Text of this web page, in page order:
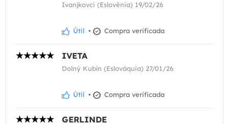
Ivanjkovci (Eslovênia) 19/02/26
Útil • Compra verificada
IVETA
Dolný Kubín (Eslováquia) 27/01/26
Útil • Compra verificada
GERLINDE